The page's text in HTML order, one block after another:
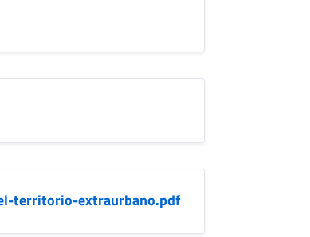
territorio-extraurbano.pdf